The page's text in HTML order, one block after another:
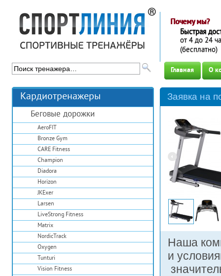
Кардиотренажеры
Беговые дорожки
AeroFIT
Bronze Gym
CARE Fitness
Champion
Diadora
Horizon
JKExer
Larsen
LiveStrong Fitness
Matrix
NordicTrack
Oxygen
Tunturi
Vision Fitness
Почему мы?
Быстрая
от 4 до 24
(бесплатно)
Главная О
Заявка на
Наша
и